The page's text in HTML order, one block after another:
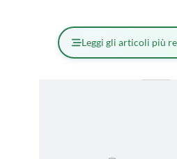
Leggi gli articoli più